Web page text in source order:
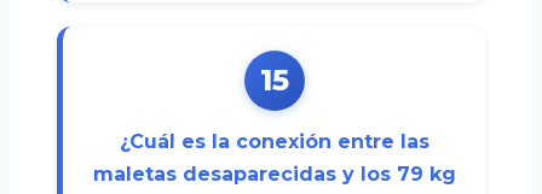
15
¿Cuál es la conexión entre las
maletas desaparecidas y los 79 kg